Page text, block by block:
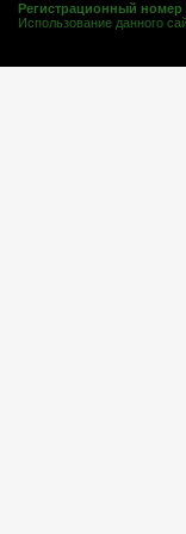
Регистрационный
Использование данного